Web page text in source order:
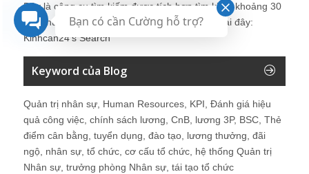
Đây là công cụ tìm kiếm được tích hợp tìm kiếm khoảng 30
site chuyên về nhân sự . Chi tiết vui lòng click tại đây:
Kinhcan24′s Search
Keyword của Blog
Quản trị nhân sự, Human Resources, KPI, Đánh giá hiệu
quả công việc, chính sách lương, CnB, lương 3P, BSC, Thẻ
điểm cân bằng, tuyển dụng, đào tạo, lương thưởng, đãi
ngộ, nhân sự, tổ chức, cơ cấu tổ chức, hệ thống Quản trị
Nhân sự, trưởng phòng Nhân sự, tái tạo tổ chức
Bạn có cần Cường hỗ trợ?